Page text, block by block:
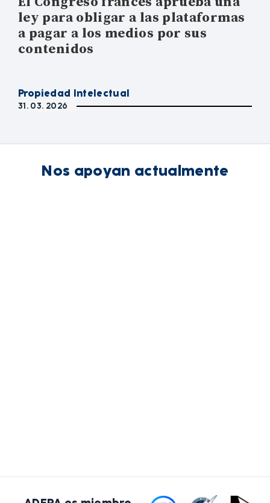
ley para obligar a las plataformas
a pagar a los medios por sus
contenidos
Propiedad Intelectual
31. 03. 2026
Nos apoyan actualmente